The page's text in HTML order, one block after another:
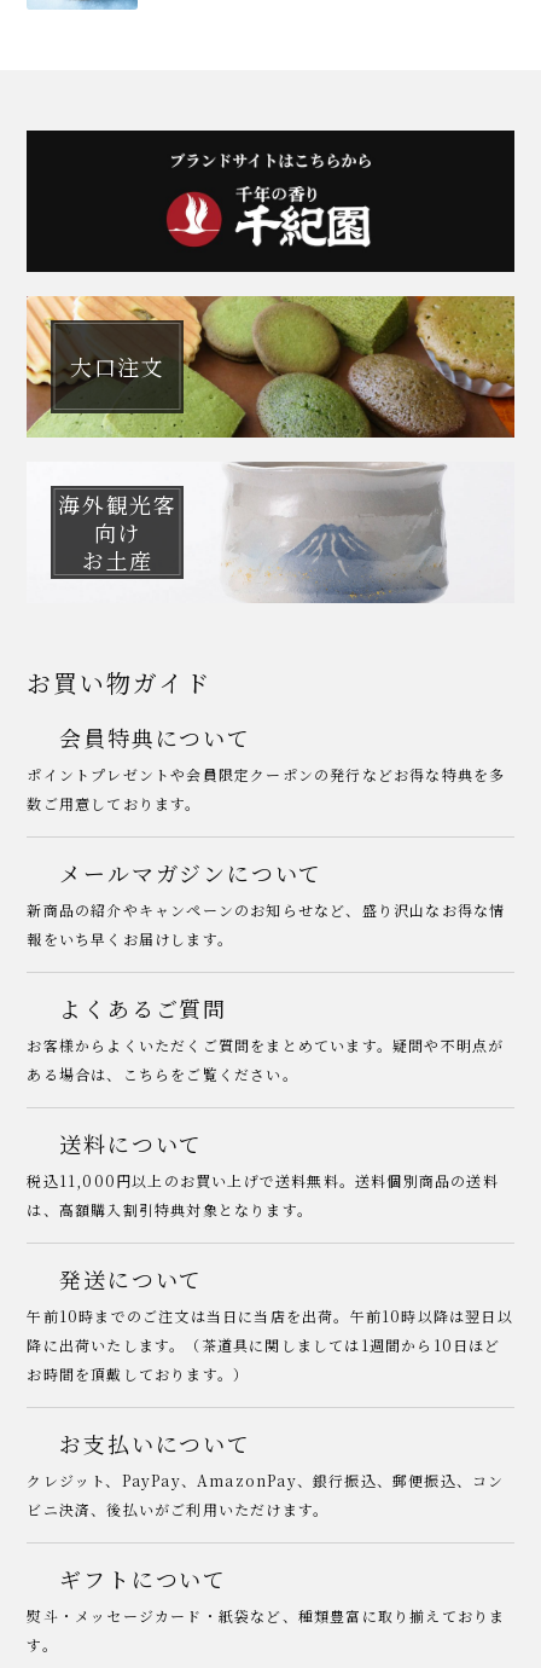
大口注文
海外観光客
向け
お土産
お買い物ガイド
会員特典について
ポイントプレゼントや会員限定クーポンの発行などお得な特典を多
数ご用意しております。
メールマガジンについて
新商品の紹介やキャンペーンのお知らせなど、盛り沢山なお得な情
報をいち早くお届けします。
よくあるご質問
お客様からよくいただくご質問をまとめています。疑問や不明点が
ある場合は、こちらをご覧ください。
送料について
税込11,000円以上のお買い上げで送料無料。送料個別商品の送料
は、高額購入割引特典対象となります。
発送について
午前10時までのご注文は当日に当店を出荷。午前10時以降は翌日以
降に出荷いたします。（茶道具に関しましては1週間から10日ほど
お時間を頂戴しております。）
お支払いについて
クレジット、PayPay、AmazonPay、銀行振込、郵便振込、コン
ビニ決済、後払いがご利用いただけます。
ギフトについて
熨斗・メッセージカード・紙袋など、種類豊富に取り揃えておりま
す。